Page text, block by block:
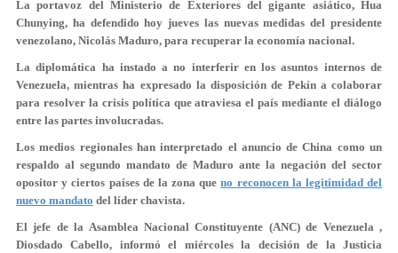
La portavoz del Ministerio de Exteriores del gigante asiático, Hua
Chunying, ha defendido hoy jueves las nuevas medidas del presidente
venezolano, Nicolás Maduro, para recuperar la economía nacional.
La diplomática ha instado a no interferir en los asuntos internos de
Venezuela, mientras ha expresado la disposición de Pekín a colaborar
para resolver la crisis política que atraviesa el país mediante el diálogo
entre las partes involucradas.
Los medios regionales han interpretado el anuncio de China como un
respaldo al segundo mandato de Maduro ante la negación del sector
opositor y ciertos países de la zona queno reconocen la legitimidad del
nuevo mandato del líder chavista.
El jefe de la Asamblea Nacional Constituyente (ANC) de Venezuela ,
Diosdado Cabello, informó el miércoles la decisión de la Justicia